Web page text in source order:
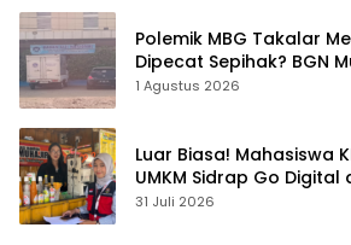
Polemik MBG Takalar
Dipecat Sepihak? BGN
1 Agustus 2026
Luar Biasa! Mahasiswa
UMKM Sidrap Go
Hari
31 Juli 2026